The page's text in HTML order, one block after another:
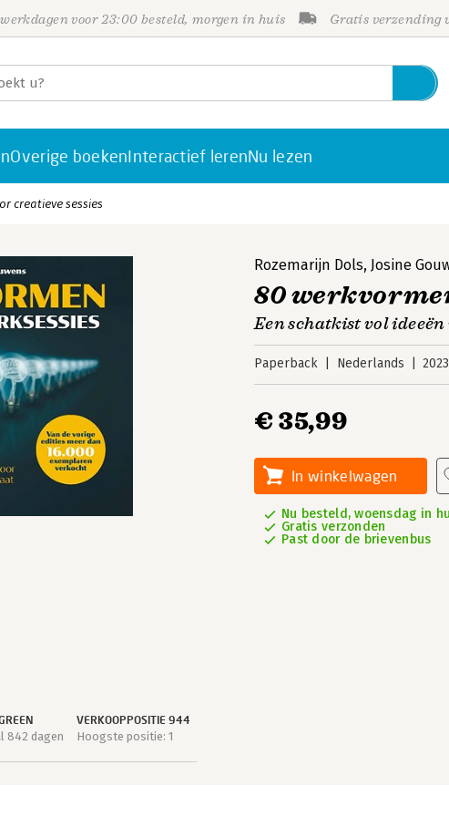
voor 23:00 besteld, morgen in huis Gratis verzending
Overige boekenInteractief lerenNu lezen
creatieve sessies
842 dagen
VERKOOPPOSITIE 944
Hoogste positie: 1
Rozemarijn Dols, Josine
80
Een schatkist vol
Paperback Nederlands 2023
€ 35,99
In winkelwagen
Nu besteld, woensdag in
Gratis verzonden
Past door de brievenbus